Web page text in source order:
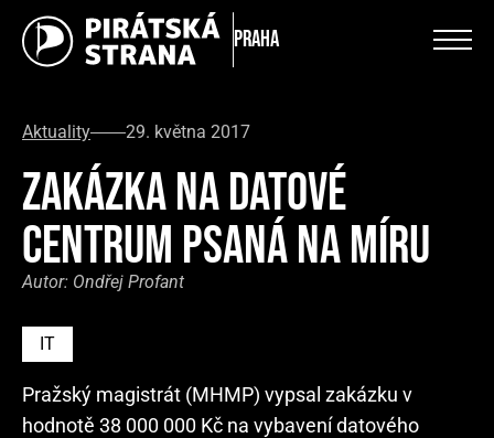
Praha
Aktuality 29. května 2017
ZAKÁZKA NA DATOVÉ
CENTRUM PSANÁ NA MÍRU
Autor: Ondřej Profant
IT
Pražský magistrát (MHMP) vypsal zakázku v
hodnotě 38 000 000 Kč na vybavení datového